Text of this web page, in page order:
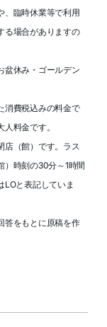
、臨時休業等で利用
る場合がありますの
盆休み・ゴールデン
消費税込みの料金で
料金です。
店（館）です。ラス
）時刻の30分～1時間
LOと表記していま
答をもとに原稿を作